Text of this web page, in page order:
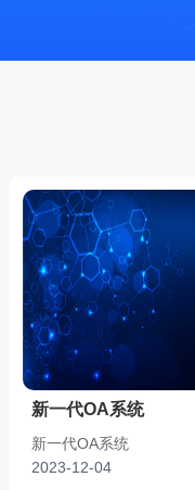
新一代OA系统
新一代OA系统
2023-12-04